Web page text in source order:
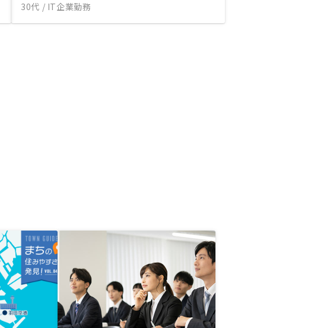
30代 / IT企業勤務